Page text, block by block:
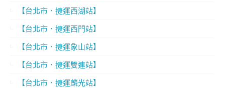
【台北市．捷運西湖站】
【台北市．捷運西門站】
【台北市．捷運象山站】
【台北市．捷運雙連站】
【台北市．捷運麟光站】